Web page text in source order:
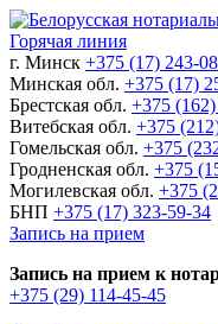
Горячая линия
г. Минск +375 (17) 243-
Минская обл. +375 (17)
Брестская обл. +375
Витебская обл. +375
Гомельская обл. +375
Гродненская обл. +375
Могилевская обл. +375
БНП +375 (17) 323-59-34
Запись на прием
Запись на прием к
+375 (29) 114-45-45